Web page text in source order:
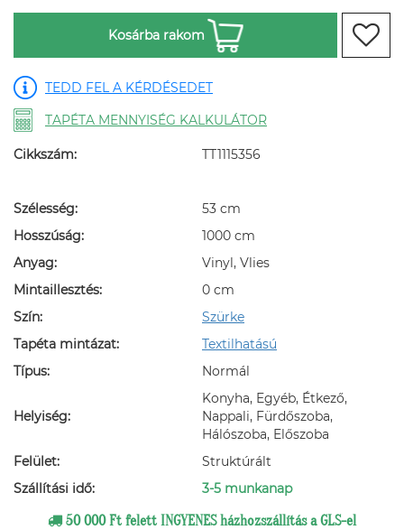
Kosárba rakom
TEDD FEL A KÉRDÉSEDET
TAPÉTA MENNYISÉG KALKULÁTOR
Cikkszám: TT1115356
Szélesség:
53 cm
Hosszúság:
1000 cm
Anyag:
Vinyl, Vlies
Mintaillesztés:
0 cm
Szín:
Szürke
Tapéta mintázat:
Textilhatású
Típus:
Normál
Helyiség:
Konyha, Egyéb, Étkező,
Nappali, Fürdőszoba,
Hálószoba, Előszoba
Felület:
Struktúrált
Szállítási idő:
3-5 munkanap
50 000 Ft felett INGYENES házhozszállítás a GLS-el